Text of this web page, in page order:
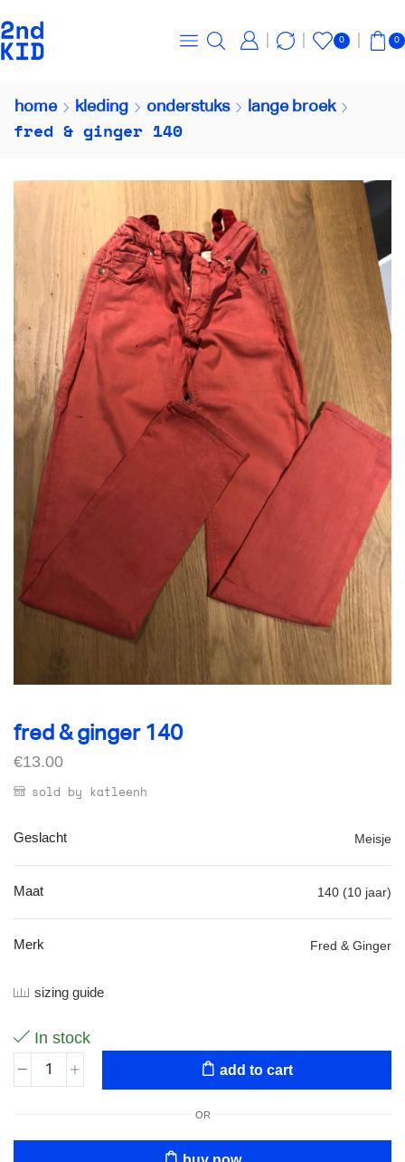
0 0
home kleding onderstuks lange broek
fred & ginger 140
fred & ginger 140
€13.00
sold by katleenh
Geslacht Meisje
Maat 140 (10 jaar)
Merk Fred & Ginger
sizing guide
In stock
add to cart
OR